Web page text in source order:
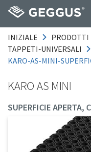
INIZIALE PRODOTTI
TAPPETI-UNIVERSALI
KARO-AS-MINI-
KARO AS MINI
SUPERFICIE APERTA,